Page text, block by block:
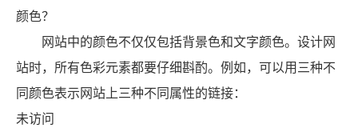
颜色？
网站中的颜色不仅仅包括背景色和文字颜色。设计网
站时，所有色彩元素都要仔细斟酌。例如，可以用三种不
同颜色表示网站上三种不同属性的链接：
未访问